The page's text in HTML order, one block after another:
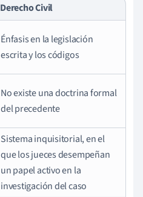
Derecho Civil
Énfasis en la legislación
escrita y los códigos
No existe una doctrina formal
del precedente
Sistema inquisitorial, en el
que los jueces desempeñan
un papel activo en la
investigación del caso